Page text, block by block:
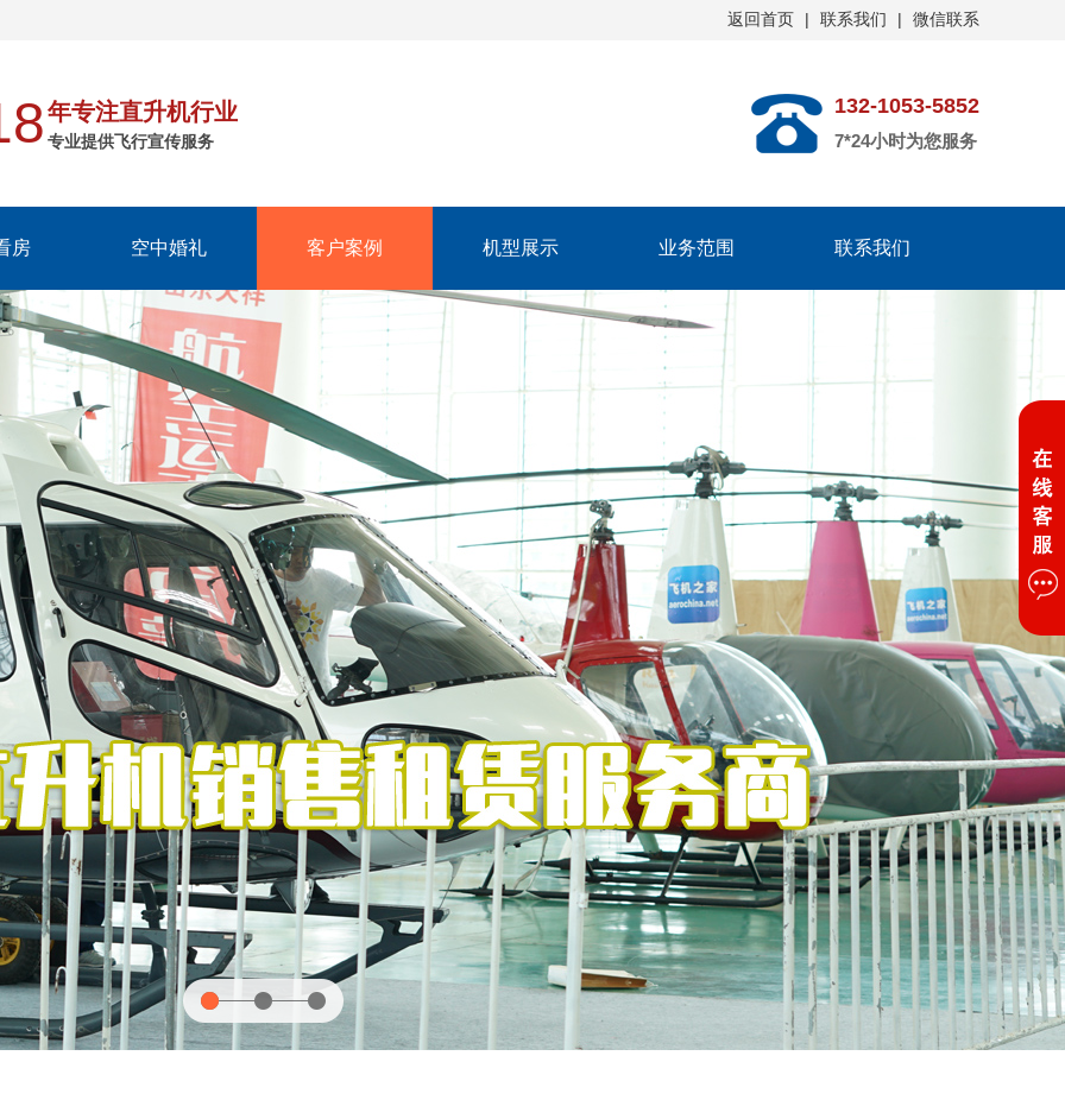
返回首页 | 联系我们 | 微信联系
年专注直升机行业
专业提供飞行宣传服务
132-1053-5852
7*24小时为您服务
房 空中婚礼 客户案例 机型展示 业务范围 联系我们